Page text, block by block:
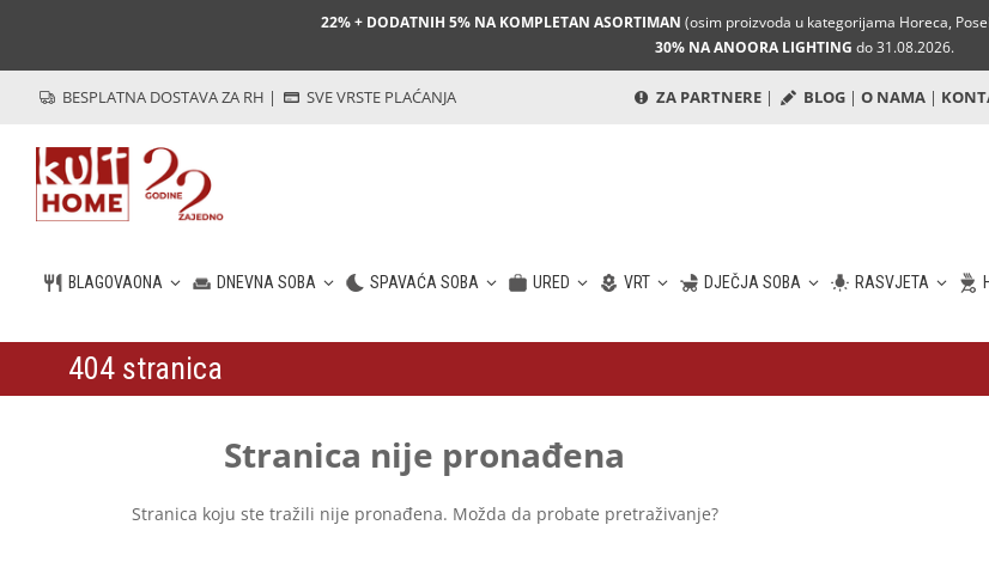
22% + DODATNIH 5% NA KOMPLETAN ASORTIMAN (osim proizvoda u kategorijama Horeca,
30% NA ANOORA LIGHTING do 31.08.2026.
BESPLATNA DOSTAVA ZA RH | SVE VRSTE PLAĆANJA ZA PARTNERE | BLOG | O NAMA |
BLAGOVAONA DNEVNA SOBA SPAVAĆA SOBA URED VRT DJEČJA SOBA RASVJETA
HR
404 stranica
Stranica nije pronađena
Stranica koju ste tražili nije pronađena. Možda da probate pretraživanje?